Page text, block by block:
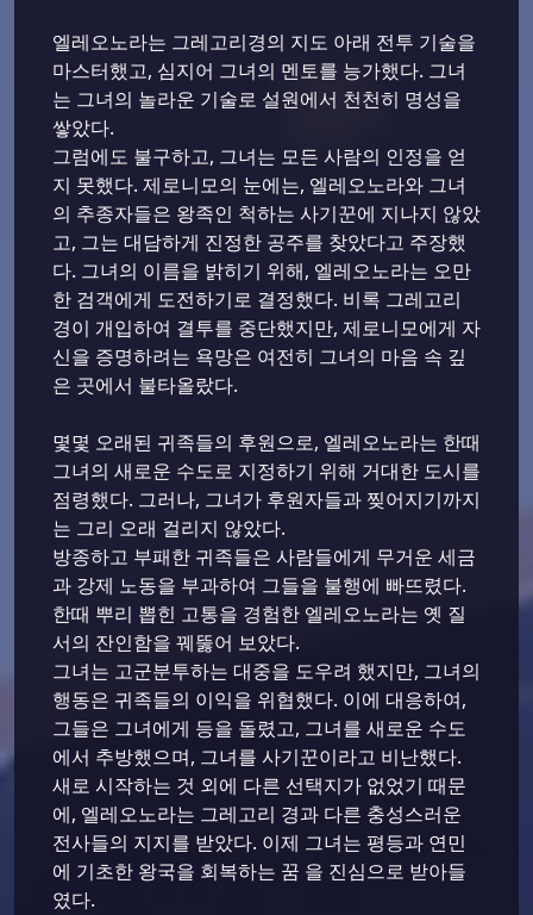
엘레오노라는 그레고리경의 지도 아래 전투 기술을
마스터했고, 심지어 그녀의 멘토를 능가했다. 그녀
는 그녀의 놀라운 기술로 설원에서 천천히 명성을
쌓았다.
그럼에도 불구하고, 그녀는 모든 사람의 인정을 얻
지 못했다. 제로니모의 눈에는, 엘레오노라와 그녀
의 추종자들은 왕족인 척하는 사기꾼에 지나지 않았
고, 그는 대담하게 진정한 공주를 찾았다고 주장했
다. 그녀의 이름을 밝히기 위해, 엘레오노라는 오만
한 검객에게 도전하기로 결정했다. 비록 그레고리
경이 개입하여 결투를 중단했지만, 제로니모에게 자
신을 증명하려는 욕망은 여전히 그녀의 마음 속 깊
은 곳에서 불타올랐다.
몇몇 오래된 귀족들의 후원으로, 엘레오노라는 한때
그녀의 새로운 수도로 지정하기 위해 거대한 도시를
점령했다. 그러나, 그녀가 후원자들과 찢어지기까지
는 그리 오래 걸리지 않았다.
방종하고 부패한 귀족들은 사람들에게 무거운 세금
과 강제 노동을 부과하여 그들을 불행에 빠뜨렸다.
한때 뿌리 뽑힌 고통을 경험한 엘레오노라는 옛 질
서의 잔인함을 꿰뚫어 보았다.
그녀는 고군분투하는 대중을 도우려 했지만, 그녀의
행동은 귀족들의 이익을 위협했다. 이에 대응하여,
그들은 그녀에게 등을 돌렸고, 그녀를 새로운 수도
에서 추방했으며, 그녀를 사기꾼이라고 비난했다.
새로 시작하는 것 외에 다른 선택지가 없었기 때문
에, 엘레오노라는 그레고리 경과 다른 충성스러운
전사들의 지지를 받았다. 이제 그녀는 평등과 연민
에 기초한 왕국을 회복하는 꿈 을 진심으로 받아들
였다.